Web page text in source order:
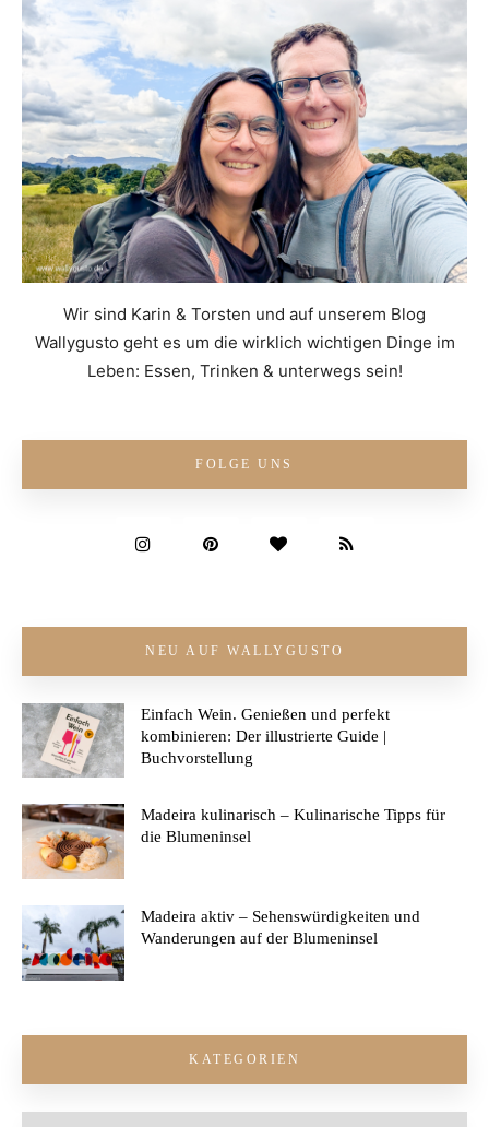
Wir sind Karin & Torsten und auf unserem Blog
Wallygusto geht es um die wirklich wichtigen Dinge im
Leben: Essen, Trinken & unterwegs sein!
FOLGE UNS
NEU AUF WALLYGUSTO
Einfach Wein. Genießen und perfekt
kombinieren: Der illustrierte Guide |
Buchvorstellung
Madeira kulinarisch – Kulinarische Tipps für
die Blumeninsel
Madeira aktiv – Sehenswürdigkeiten und
Wanderungen auf der Blumeninsel
KATEGORIEN